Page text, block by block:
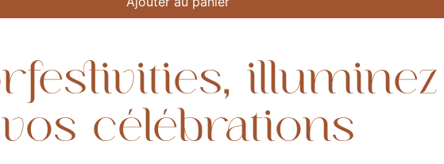
illuminez
vos célébrations